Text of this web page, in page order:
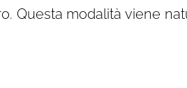
Questa modalità viene